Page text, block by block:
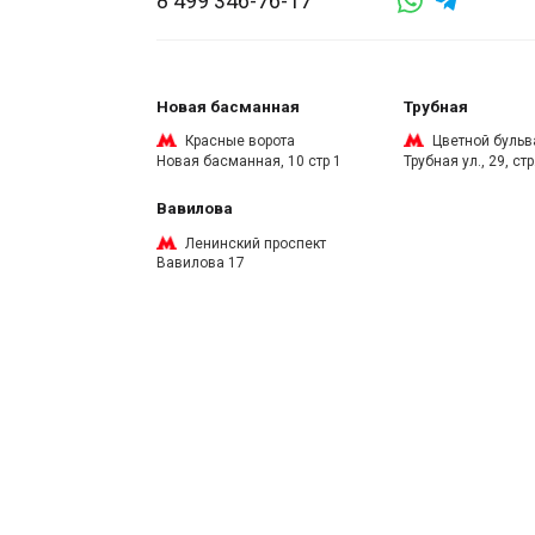
Новая басманная
Красные ворота
Новая басманная, 10 стр 1
Трубная
Цветной
Трубная ул., 29,
Вавилова
Ленинский проспект
Вавилова 17